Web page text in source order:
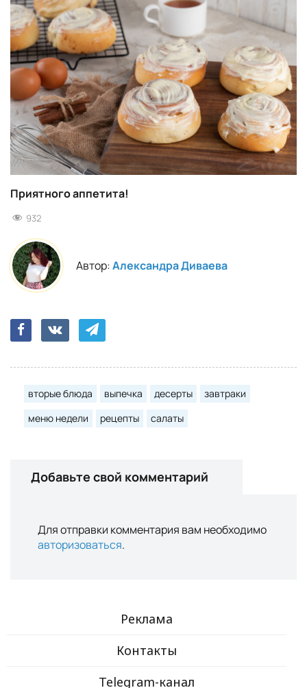
Приятного аппетита!
932
Автор:Александра Диваева
вторые блюда выпечка десерты
завтраки
меню недели
рецепты салаты
Добавьте свой комментарий
Для отправки комментария вам необходимо
авторизоваться.
Реклама
Контакты
Telegram-канал